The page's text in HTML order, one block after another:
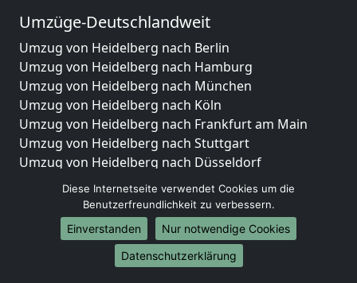
Umzüge-Deutschlandweit
Umzug von Heidelberg nach Berlin
Umzug von Heidelberg nach Hamburg
Umzug von Heidelberg nach München
Umzug von Heidelberg nach Köln
Umzug von Heidelberg nach Frankfurt am Main
Umzug von Heidelberg nach Stuttgart
Umzug von Heidelberg nach Düsseldorf
Umzug von Heidelberg nach Leipzig
Umzug von Heidelberg nach Dortmund
Umzug von Heidelberg nach Essen
Umzug von Heidelberg nach Bremen
Umzug von Heidelberg nach Dresden
Diese Internetseite verwendet Cookies um die
Benutzerfreundlichkeit zu verbessern.
Einverstanden
Nur notwendige Cookies
Datenschutzerklärung